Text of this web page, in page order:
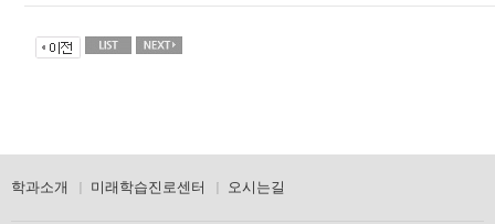
학과소개 미래학습진로센터 오시는길